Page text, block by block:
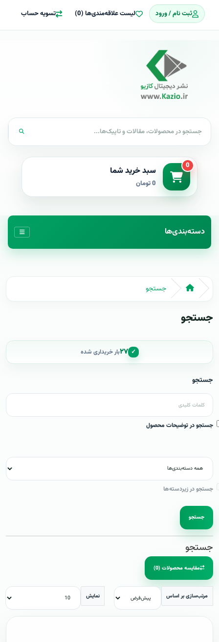
ثبت نام / ورود لیست علاقه‌مندی‌ها (0) تسویه حساب
0 سبد خرید شما
0 تومان
دسته‌بندی‌ها
جستجو
جستجو
✓ ۲۷بار خریداری شده
جستجو
جستجو در توضیحات محصول
جستجو در زیردسته‌ها
جستجو
جستجو
مقایسه محصولات (0)
مرتب‌سازی بر اساس نمایش